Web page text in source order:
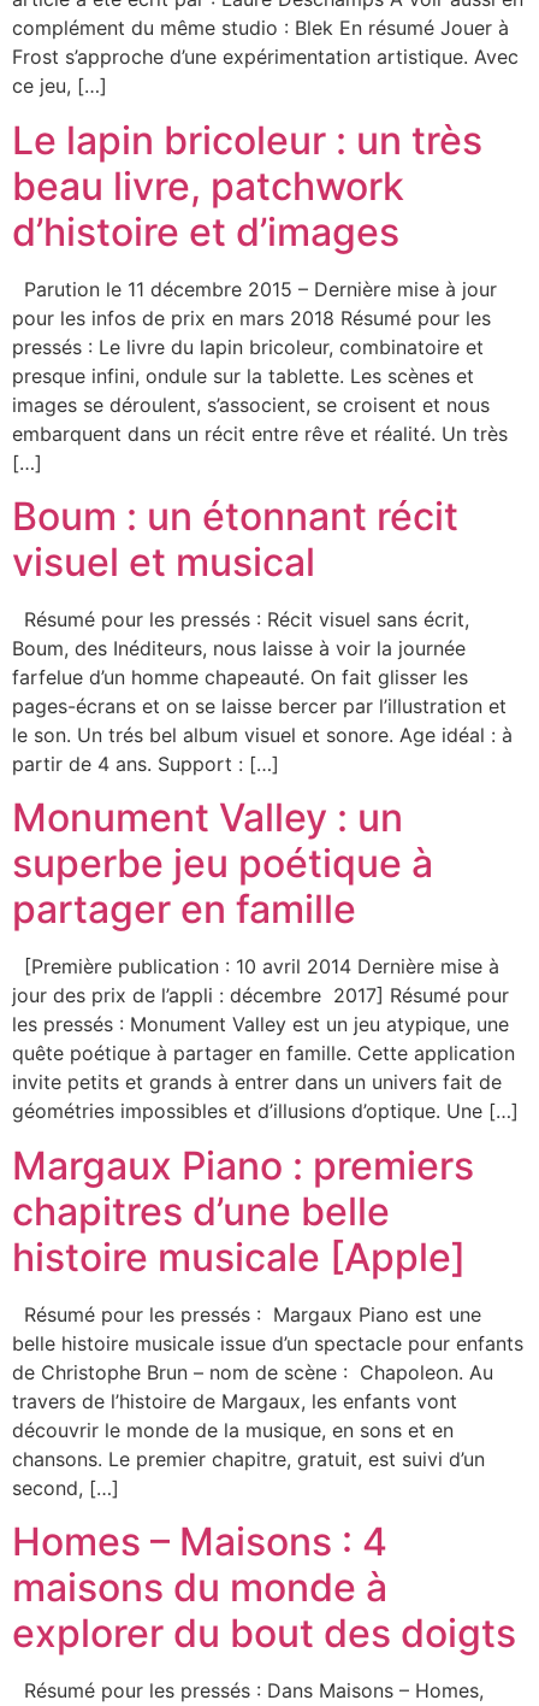
complément du même studio : Blek En résumé Jouer à
Frost s’approche d’une expérimentation artistique. Avec
ce jeu, […]
Le lapin bricoleur : un très
beau livre, patchwork
d’histoire et d’images
Parution le 11 décembre 2015 – Dernière mise à jour
pour les infos de prix en mars 2018 Résumé pour les
pressés : Le livre du lapin bricoleur, combinatoire et
presque infini, ondule sur la tablette. Les scènes et
images se déroulent, s’associent, se croisent et nous
embarquent dans un récit entre rêve et réalité. Un très
[…]
Boum : un étonnant récit
visuel et musical
Résumé pour les pressés : Récit visuel sans écrit,
Boum, des Inéditeurs, nous laisse à voir la journée
farfelue d’un homme chapeauté. On fait glisser les
pages-écrans et on se laisse bercer par l’illustration et
le son. Un trés bel album visuel et sonore. Age idéal : à
partir de 4 ans. Support : […]
Monument Valley : un
superbe jeu poétique à
partager en famille
[Première publication : 10 avril 2014 Dernière mise à
jour des prix de l’appli : décembre 2017] Résumé pour
les pressés : Monument Valley est un jeu atypique, une
quête poétique à partager en famille. Cette application
invite petits et grands à entrer dans un univers fait de
géométries impossibles et d’illusions d’optique. Une […]
Margaux Piano : premiers
chapitres d’une belle
histoire musicale [Apple]
Résumé pour les pressés : Margaux Piano est une
belle histoire musicale issue d’un spectacle pour enfants
de Christophe Brun – nom de scène : Chapoleon. Au
travers de l’histoire de Margaux, les enfants vont
découvrir le monde de la musique, en sons et en
chansons. Le premier chapitre, gratuit, est suivi d’un
second, […]
Homes – Maisons : 4
maisons du monde à
explorer du bout des doigts
Résumé pour les pressés : Dans Maisons – Homes,